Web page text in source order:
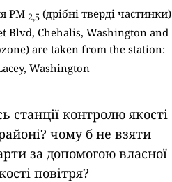
PM 2,5 (дрібні тверді частинки)
Blvd, Chehalis, Washington and
are taken from the station:
Washington
станції контролю якості
чому б не взяти
за допомогою власної
повітря?